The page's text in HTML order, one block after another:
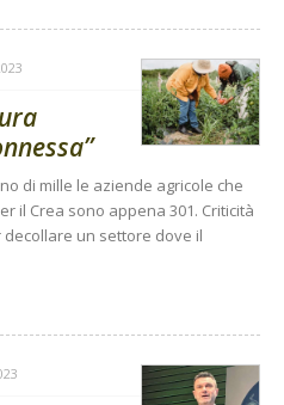
di mille le aziende agricole che
il Crea sono appena 301. Criticità
un settore dove il